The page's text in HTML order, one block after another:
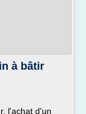
à bâtir
l'achat d'un